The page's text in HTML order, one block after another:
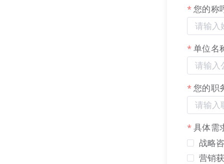
为广大用户
优化信息系
供更加安全
关于我们：
LTD，22集团
意变简单”的
保护，把创
助力您靠实
您的称
单位名
您的职
具体需
战略
营销